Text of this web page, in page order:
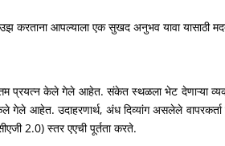
करताना आपल्याला एक सुखद अनुभव यावा यासाठी
प्रयत्न केले गेले आहेत. संकेत स्थळला भेट देणाऱ्या
केले गेले आहेत. उदाहरणार्थ, अंध दिव्यांग असलेले
2.0) स्तर एएची पूर्तता करते.